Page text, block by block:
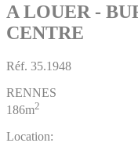
A LOUER -
CENTRE
Réf. 35.1948
RENNES
186m2
Location: